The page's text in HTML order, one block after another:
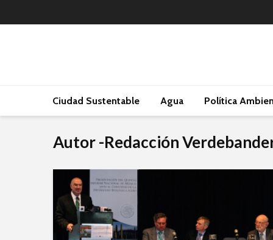
Ciudad Sustentable Agua Política
Autor -Redacción